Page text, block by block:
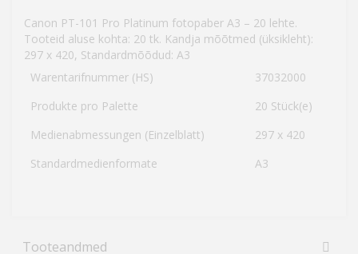
Canon PT-101 Pro Platinum fotopaber A3 – 20 lehte.
Tooteid aluse kohta: 20 tk. Kandja mõõtmed (üksikleht):
297 x 420, Standardmõõdud: A3
Warentarifnummer (HS)
37032000
Produkte pro Palette
20 Stück(e)
Medienabmessungen (Einzelblatt)
297 x 420
Standardmedienformate
A3
Tooteandmed